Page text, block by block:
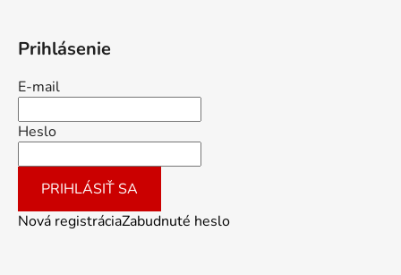
Prihlásenie
E-mail
Heslo
PRIHLÁSIŤ SA
Nová registráciaZabudnuté heslo